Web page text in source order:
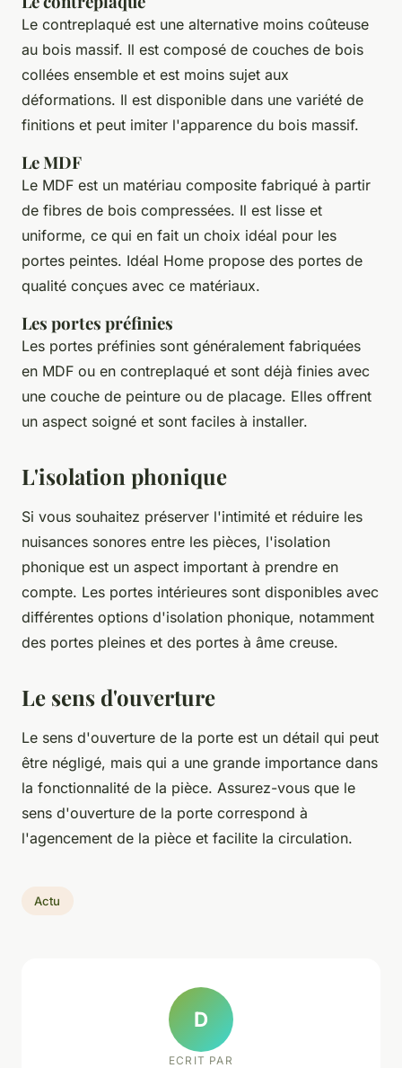
Le contreplaqué est une alternative moins coûteuse
au bois massif. Il est composé de couches de bois
collées ensemble et est moins sujet aux
déformations. Il est disponible dans une variété de
finitions et peut imiter l'apparence du bois massif.
Le MDF
Le MDF est un matériau composite fabriqué à partir
de fibres de bois compressées. Il est lisse et
uniforme, ce qui en fait un choix idéal pour les
portes peintes. Idéal Home propose des portes de
qualité conçues avec ce matériaux.
Les portes préfinies
Les portes préfinies sont généralement fabriquées
en MDF ou en contreplaqué et sont déjà finies avec
une couche de peinture ou de placage. Elles offrent
un aspect soigné et sont faciles à installer.
L'isolation phonique
Si vous souhaitez préserver l'intimité et réduire les
nuisances sonores entre les pièces, l'isolation
phonique est un aspect important à prendre en
compte. Les portes intérieures sont disponibles avec
différentes options d'isolation phonique, notamment
des portes pleines et des portes à âme creuse.
Le sens d'ouverture
Le sens d'ouverture de la porte est un détail qui peut
être négligé, mais qui a une grande importance dans
la fonctionnalité de la pièce. Assurez-vous que le
sens d'ouverture de la porte correspond à
l'agencement de la pièce et facilite la circulation.
Actu
D
ECRIT PAR